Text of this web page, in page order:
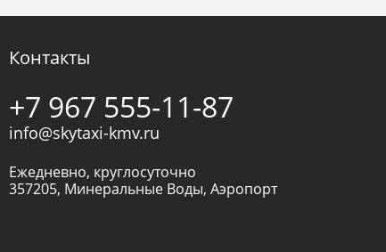
Контакты
+7 967 555-11-87
info@skytaxi-kmv.ru
Ежедневно, круглосуточно
357205, Минеральные Воды, Аэропорт